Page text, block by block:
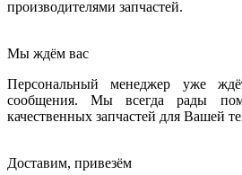
производителями запчастей.
Мы ждём вас
Персональный менеджер уже
сообщения. Мы всегда рады
качественных запчастей для Вашей
Доставим, привезём